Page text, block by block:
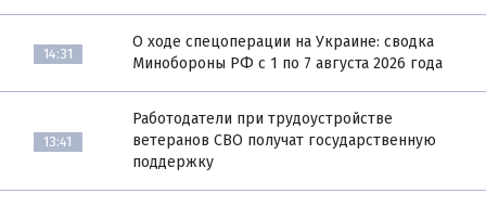
14:31
О ходе спецоперации на Украине: сводка
Минобороны РФ с 1 по 7 августа 2026 года
13:41
Работодатели при трудоустройстве
ветеранов СВО получат государственную
поддержку